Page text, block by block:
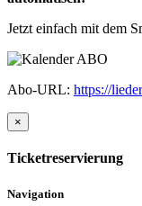
Jetzt einfach mit dem
Abo-URL: https://
×
Ticketreservierung
Navigation